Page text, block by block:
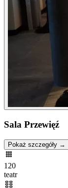
Sala Przewięź
Pokaż szczegóły →
120
teatr